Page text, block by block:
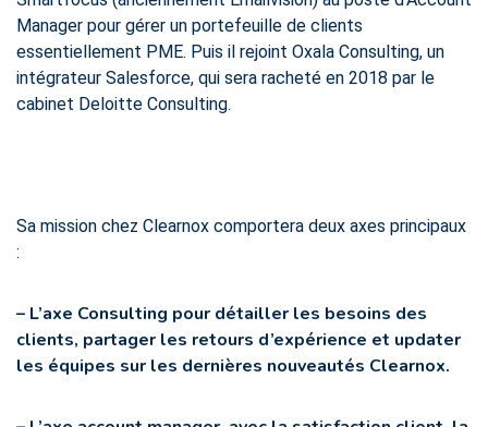
Manager pour gérer un portefeuille de clients
essentiellement PME. Puis il rejoint Oxala Consulting, un
intégrateur Salesforce, qui sera racheté en 2018 par le
cabinet Deloitte Consulting.
Sa mission chez Clearnox comportera deux axes principaux
:
– L’axe Consulting pour détailler les besoins des
clients, partager les retours d’expérience et updater
les équipes sur les dernières nouveautés Clearnox.